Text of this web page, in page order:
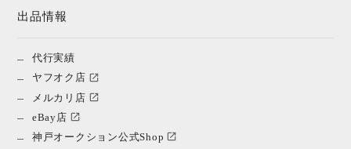
出品情報
代行実績
ヤフオク店
メルカリ店
eBay店
神戸オークション公式Shop